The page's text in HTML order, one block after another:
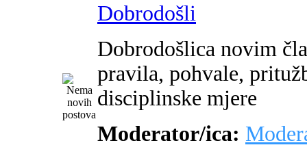
Dobrodošli
Dobrodošlica novim
pravila, pohvale,
disciplinske mjere
Moderator/ica: